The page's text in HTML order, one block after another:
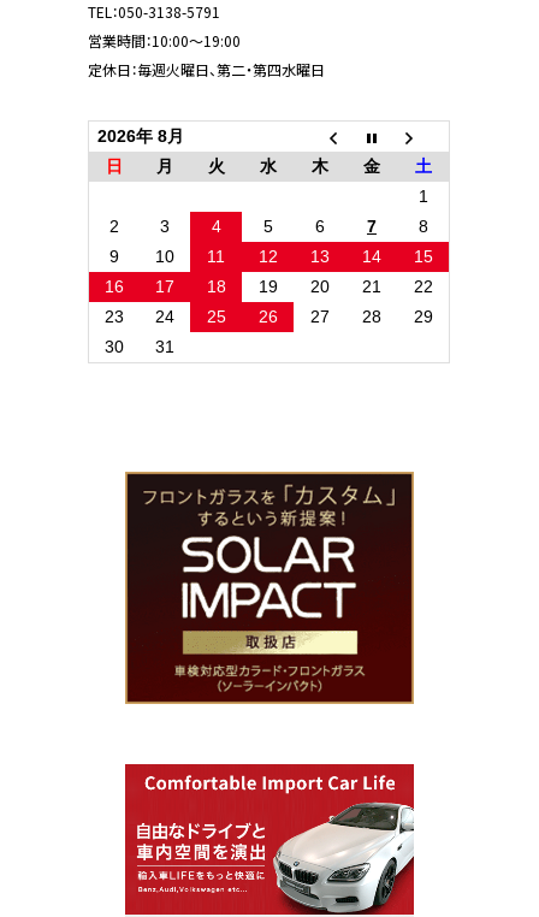
TEL：050-3138-5791
営業時間：10:00～19:00
定休日：毎週火曜日、第二・第四水曜日
2026年 8月
日
月 火 水 木 金
土
1
2
3 4 5 6 7
8
9
10 11 12 13 14
15
16
17 18 19 20 21
22
23
24 25 26 27 28
29
30
31